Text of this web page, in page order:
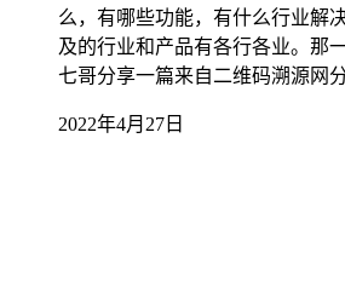
么，有哪些功能，有什么行业解
及的行业和产品有各行各业。那
七哥分享一篇来自二维码溯源网
2022年4月27日